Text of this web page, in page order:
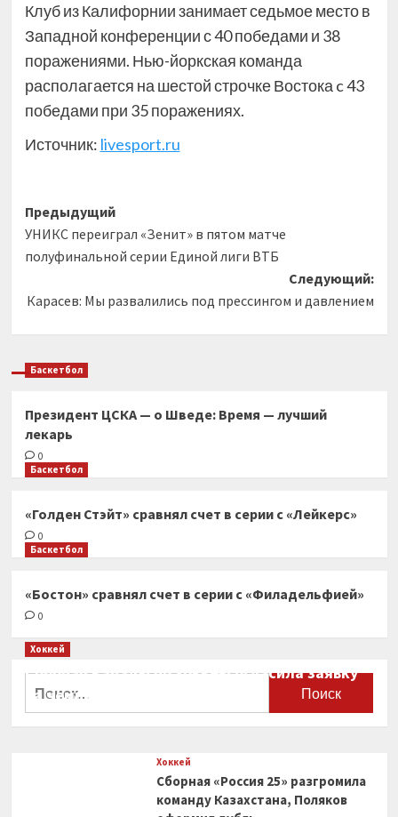
Клуб из Калифорнии занимает седьмое место в
Западной конференции с 40 победами и 38
поражениями. Нью-йоркская команда
располагается на шестой строчке Востока c 43
победами при 35 поражениях.
Источник: livesport.ru
Навигация
записи
Предыдущий
УНИКС переиграл «Зенит» в пятом матче
полуфинальной серии Единой лиги ВТБ
Следующий:
Карасев: Мы развалились под прессингом и давлением
Баскетбол
Президент ЦСКА — о Шведе: Время — лучший
лекарь
0
Баскетбол
«Голден Стэйт» сравнял счет в серии с «Лейкерс»
0
Баскетбол
«Бостон» сравнял счет в серии с «Филадельфией»
0
Хоккей
Сборная Канады по хоккею огласила заявку
на чемпионат мира
Хоккей
Сборная «Россия 25» разгромила
команду Казахстана, Поляков